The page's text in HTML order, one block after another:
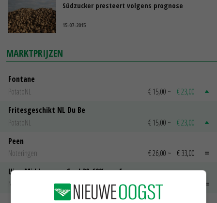
Südzucker presteert volgens prognose
15-07-2015
MARKTPRIJZEN
Fontane
PotatoNL
€ 15,00 ~ € 23,00
Fritesgeschikt NL Du Be
PotatoNL
€ 15,00 ~ € 23,00
Peen
Noteringen
€ 26,00 ~ € 33,00
Uien Middenmeer Geel 30-60% grof
Noteringen
€ 0,00